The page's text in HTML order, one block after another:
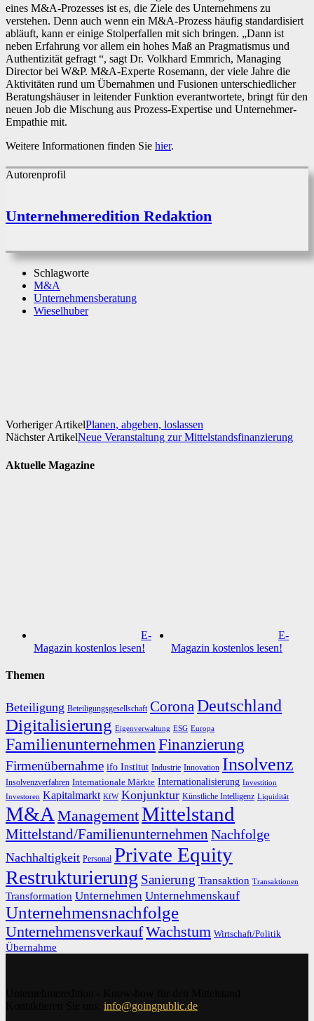
eines M&A-Prozesses ist es, die Ziele des Unternehmens zu
verstehen. Denn auch wenn ein M&A-Prozess häufig standardisiert
abläuft, kann er einige Stolperfallen mit sich bringen. „Dann ist
neben Erfahrung vor allem ein hohes Maß an Pragmatismus und
Authentizität gefragt “, sagt Dr. Volkhard Emmrich, Managing
Director bei W&P. M&A-Experte Rosemann, der viele Jahre die
Aktivitäten rund um Übernahmen und Fusionen unterschiedlicher
Beratungshäuser in leitender Funktion everantwortete, bringt für den
neuen Job die Mischung aus Prozess-Expertise und Unternehmer-
Empathie mit.
Weitere Informationen finden Sie hier.
Autorenprofil
Unternehmeredition Redaktion
Schlagworte
M&A
Unternehmensberatung
Wieselhuber
Vorheriger ArtikelPlanen, abgeben, loslassen
Nächster ArtikelNeue Veranstaltung zur Mittelstandsfinanzierung
Aktuelle Magazine
E-
Magazin kostenlos lesen!
E-
Magazin kostenlos lesen!
Themen
Beteiligung Beteiligungsgesellschaft CoronaDeutschland
Digitalisierung Eigenverwaltung ESG Europa
FamilienunternehmenFinanzierung
Firmenübernahme ifo Institut Industrie Innovation Insolvenz
Insolvenzverfahren Internationale Märkte Internationalisierung Investition
Investoren Kapitalmarkt KfW Konjunktur Künstliche Intelligenz Liquidität
M&A ManagementMittelstand
Mittelstand/Familienunternehmen Nachfolge
Nachhaltigkeit Personal Private Equity
Restrukturierung Sanierung Transaktion Transaktionen
Transformation Unternehmen Unternehmenskauf
Unternehmensnachfolge
UnternehmensverkaufWachstum Wirtschaft/Politik
Übernahme
info@goingpublic.de